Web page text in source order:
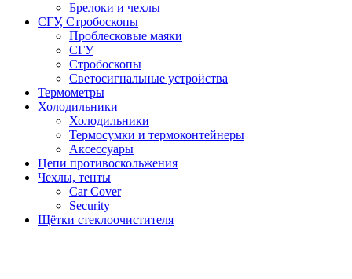
Брелоки и чехлы
СГУ, Стробоскопы
Проблесковые маяки
СГУ
Стробоскопы
Светосигнальные устройства
Термометры
Холодильники
Холодильники
Термосумки и термоконтейнеры
Аксессуары
Цепи противоскольжения
Чехлы, тенты
Car Cover
Security
Щётки стеклоочистителя